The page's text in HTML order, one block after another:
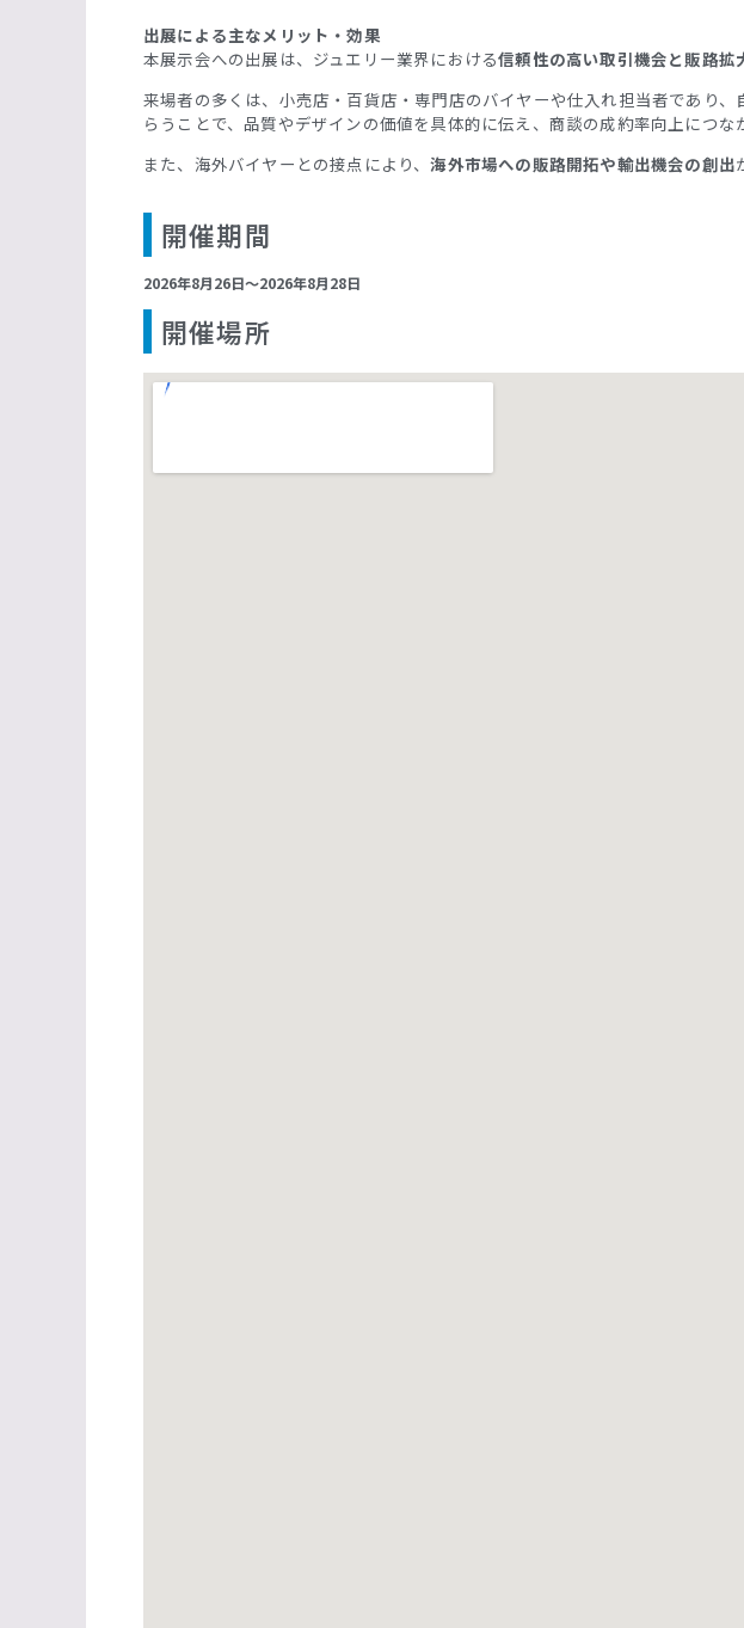
出展による主なメリット・効果
本展示会への出展は、ジュエリー業界における信頼性の高い取引機会と販路拡
来場者の多くは、小売店・百貨店・専門店のバイヤーや仕入れ担当者であり、
らうことで、品質やデザインの価値を具体的に伝え、商談の成約率向上につな
また、海外バイヤーとの接点により、海外市場への販路開拓や輸出機会の創出
開催期間
2026年8月26日〜2026年8月28日
開催場所